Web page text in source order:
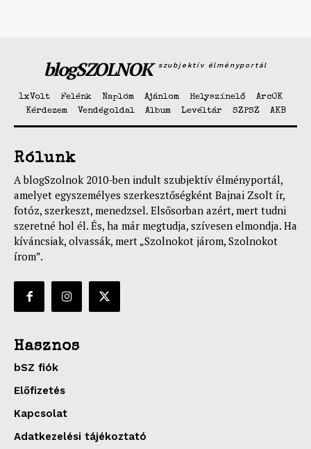
blogSZOLNOK szubjektív élményportál
1xVolt Felénk Naplóm Ajánlom Helyszínelő
ArcOK
Kérdezem
Vendégoldal Album Levéltár SZPSZ AKB
Rólunk
A blogSzolnok 2010-ben indult szubjektív élményportál,
amelyet egyszemélyes szerkesztőségként Bajnai Zsolt ír,
fotóz, szerkeszt, menedzsel. Elsősorban azért, mert tudni
szeretné hol él. És, ha már megtudja, szívesen elmondja. Ha
kíváncsiak, olvassák, mert „Szolnokot járom, Szolnokot
írom”.
Hasznos
bSZ fiók
Előfizetés
Kapcsolat
Adatkezelési tájékoztató